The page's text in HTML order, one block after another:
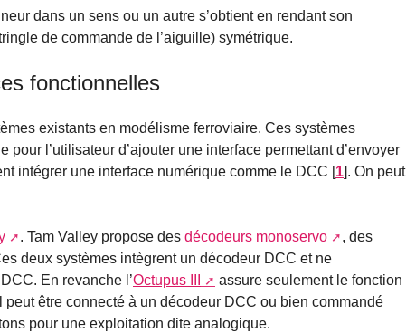
dans un sens ou un autre s’obtient en rendant son
de commande de l’aiguille) symétrique.
fonctionnelles
existants en modélisme ferroviaire. Ces systèmes
pour l’utilisateur d’ajouter une interface permettant d’envoyer
intégrer une interface numérique comme le DCC [1]. On peut
. Tam Valley propose des décodeurs monoservo
, des
deux systèmes intègrent un décodeur DCC et ne
En revanche l’Octupus III
assure seulement le fonction
peut être connecté à un décodeur DCC ou bien commandé
pour une exploitation dite analogique.